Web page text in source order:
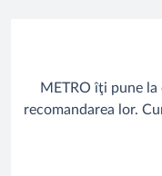
METRO îţi pune
recomandarea lor.